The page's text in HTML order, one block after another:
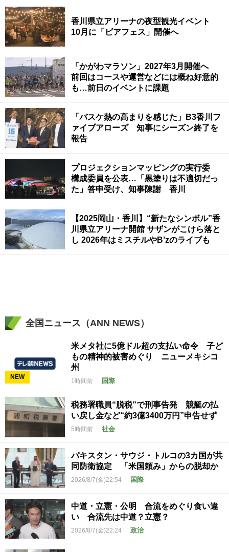
香川県立アリーナの夜型観光イベント
10月に「ビアフェス」開催へ
「かがわマラソン」2027年3月開催へ
前回はコースや運営などには概ね好意的
も…前日のイベントに課題
「バスケ熱の高まりを感じた」B3香川フ
ァイブアローズ 知事にシーズン終了を
報告
プロジェクションマッピングの実行委
構成委員を公表…「黒塗りは不適切だっ
た」答申受け、知事陳謝 香川
【2025岡山・香川】“新たなシンボル”香
川県立アリーナ開館 サザンがこけら落と
し 2026年はミスチルやB’zのライブも
全国ニュース（ANN NEWS）
NEW
米メタ社に5億ドル超の支払い命令 子ど
もの精神的被害めぐり ニューメキシコ
州
1時間前 国際
税務署職員“脱税”で刑事告発 競艇の払
い戻し金など“約3億3400万円”申告せず
5時間前 社会
パキスタン・サウジ・トルコの3カ国が共
同防衛協定 「米国頼み」からの脱却か
2026/8/7(金)22:54 国際
中道・立憲・公明 合流をめぐり食い違
い 合流先は中道？立憲？
2026/8/7(金)22:24 政治